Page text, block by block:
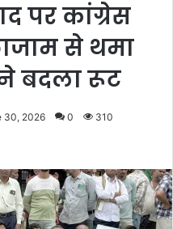
पर कांग्रेस
से थमा
बदला रूट
30, 2026 0 310